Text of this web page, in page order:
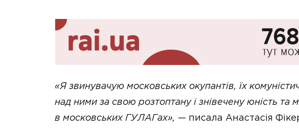
«Я звинувачую московських окупантів, їх
над ними за свою розтоптану і знівечену юність та
в московських ГУЛАГах», — писала Анастасія